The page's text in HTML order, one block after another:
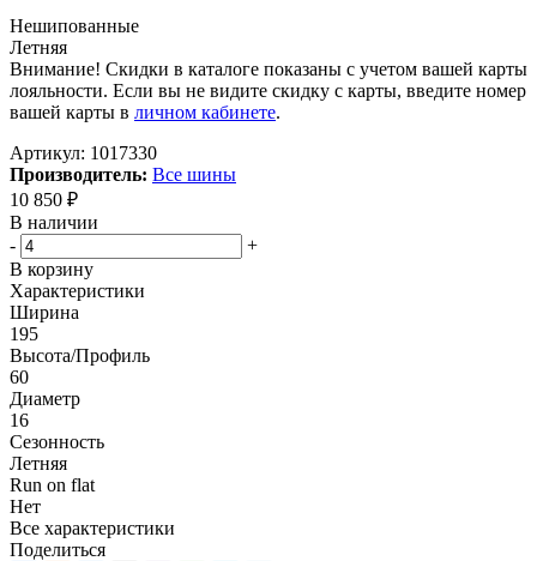
Нешипованные
Летняя
Внимание! Скидки в каталоге показаны с учетом вашей карты
лояльности. Если вы не видите скидку с карты, введите номер
вашей карты в личном кабинете.
Артикул: 1017330
Производитель: Все шины
10 850 ₽
В наличии
-
+
В корзину
Характеристики
Ширина
195
Высота/Профиль
60
Диаметр
16
Сезонность
Летняя
Run on flat
Нет
Все характеристики
Поделиться